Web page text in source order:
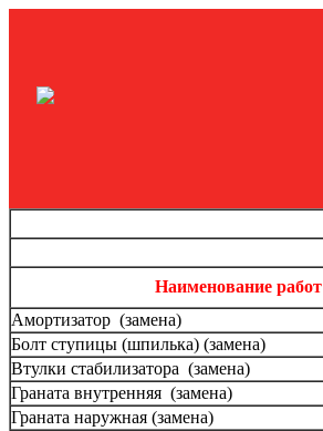
Наименование работ
Амортизатор (замена)
Болт ступицы (шпилька) (замена)
Втулки стабилизатора (замена)
Граната внутренняя (замена)
Граната наружная (замена)